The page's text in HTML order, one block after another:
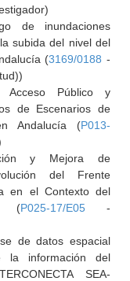
de inundaciones
subida del nivel del
(3169/0188 -
Acceso Público y
de Escenarios de
Andalucía (P013-
y Mejora de
del Frente
en el Contexto del
(P025-17/E05 -
de datos espacial
la información del
SEA-